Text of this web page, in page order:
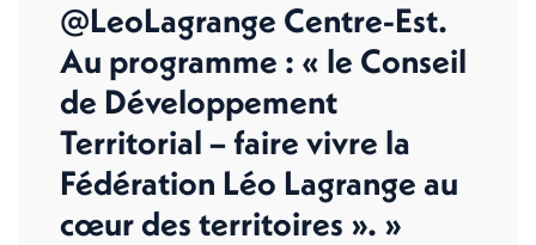
@LeoLagrange Centre-Est.
Au programme : « le Conseil
de Développement
Territorial – faire vivre la
Fédération Léo Lagrange au
cœur des territoires ». »